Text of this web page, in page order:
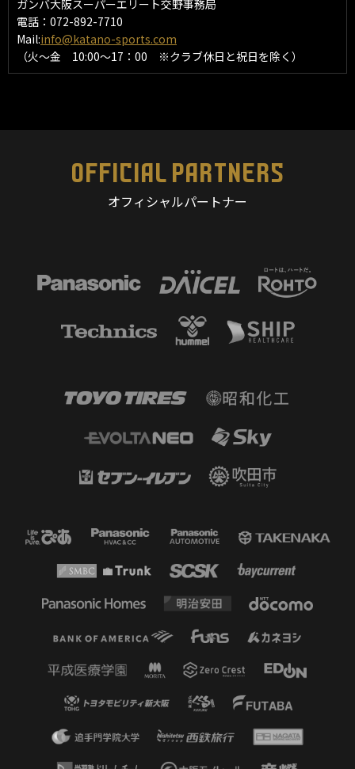
ガンバ大阪スーパーエリート交野事務局
電話：072-892-7710
Mail:info@katano-sports.com
（火〜金 10:00〜17：00 ※クラブ休日と祝日を除く）
OFFICIAL PARTNERS
オフィシャルパートナー